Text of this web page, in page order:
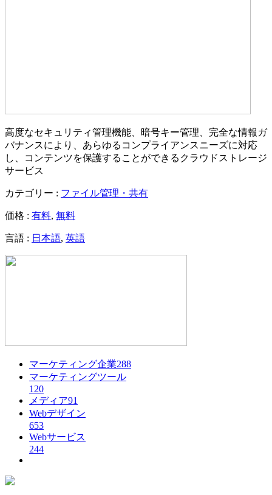
高度なセキュリティ管理機能、暗号キー管理、完全な情報ガ
バナンスにより、あらゆるコンプライアンスニーズに対応
し、コンテンツを保護することができるクラウドストレージ
サービス
カテゴリー : ファイル管理・共有
価格 : 有料, 無料
言語 : 日本語, 英語
マーケティング企業288
マーケティングツール
120
メディア91
Webデザイン
653
Webサービス
244